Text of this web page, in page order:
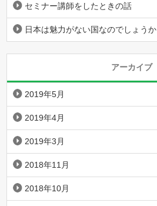
セミナー講師をしたときの話
日本は魅力がない国なのでしょうか
アーカイブ
2019年5月
2019年4月
2019年3月
2018年11月
2018年10月